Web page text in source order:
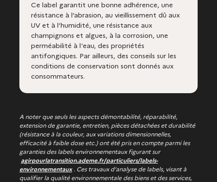
Ce label garantit une bonne adhérence, une
résistance à l’abrasion, au vieillissement dû aux
UV et à l’humidité, une résistance aux
champignons et algues, à la corrosion, une
perméabilité à l'eau, des propriétés
antifongiques. Par ailleurs, des conseils sur les
conditions de conservation sont donnés aux
consommateurs.
A noter que seuls les aspects démontabilité, réparabilité,
extension de garantie, entretien, pièces détachées et durabilité
(résistance à la couleur, aux variations dimensionnelles,
efficacité à faible dose etc.) ont été pris en compte parmi les
garanties des labels environnementaux figurant sur
agirpourlatransition.ademe.fr/particuliers/labels-
environnementaux . Ces travaux d’analyse de labels, visant à
qualifier la qualité environnementale des biens et des services,